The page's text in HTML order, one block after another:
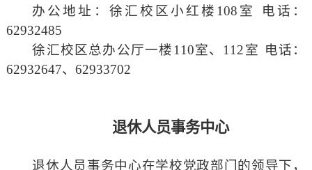
办公地址：徐汇校区小红楼 108 室 电话：
62932485
徐汇校区总办公厅一楼110室、 112室 电话：
62932647、 62933702
退休人员事务中心
退休人员事务中心在学校党政部门的领导下，